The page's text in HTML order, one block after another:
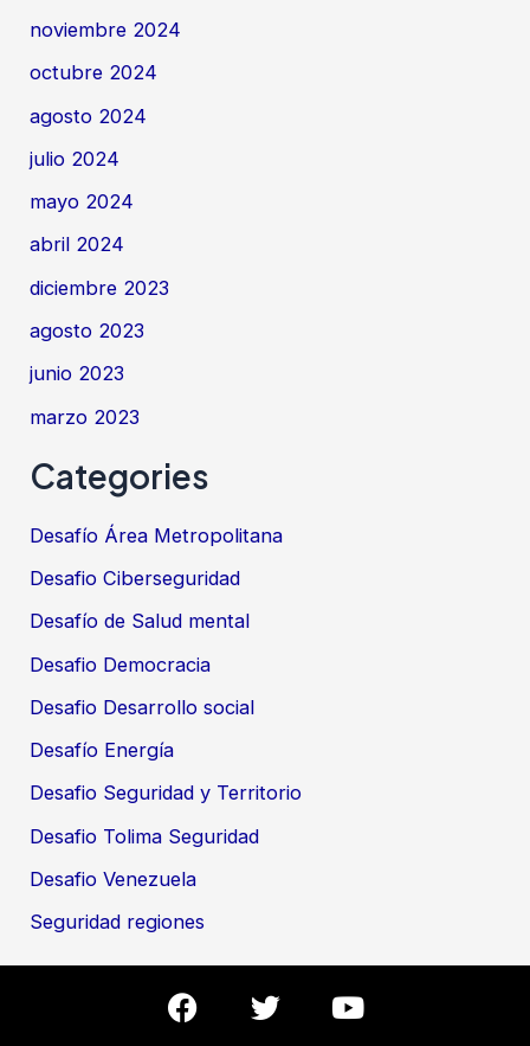
noviembre 2024
octubre 2024
agosto 2024
julio 2024
mayo 2024
abril 2024
diciembre 2023
agosto 2023
junio 2023
marzo 2023
Categories
Desafío Área Metropolitana
Desafio Ciberseguridad
Desafío de Salud mental
Desafio Democracia
Desafio Desarrollo social
Desafío Energía
Desafio Seguridad y Territorio
Desafio Tolima Seguridad
Desafio Venezuela
Seguridad regiones
F
a
T
w
Y
o